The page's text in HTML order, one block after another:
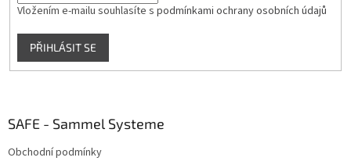
Vložením e-mailu souhlasíte s podmínkami ochrany osobních údajů
PŘIHLÁSIT SE
SAFE - Sammel Systeme
Obchodní podmínky